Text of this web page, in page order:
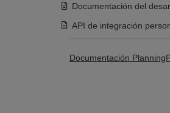
Documentación del
API de integración
Documentación